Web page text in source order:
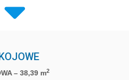
– 38,39 m2